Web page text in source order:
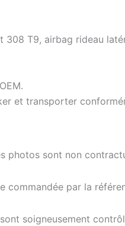
T9, airbag rideau
et transporter
photos sont non
commandée par la
soigneusement